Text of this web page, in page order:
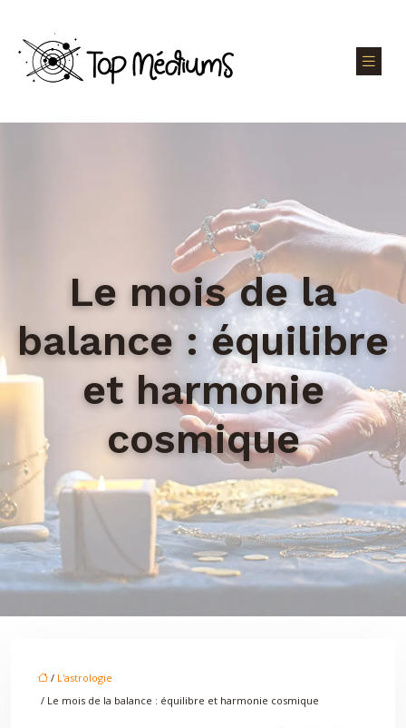
Le mois de la
balance : équilibre
et harmonie
cosmique
/ L'astrologie
/ Le mois de la balance : équilibre et harmonie cosmique